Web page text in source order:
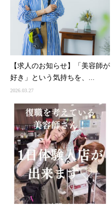
【求人のお知らせ】「美容師が
好き」という気持ちを、...
2026.03.27